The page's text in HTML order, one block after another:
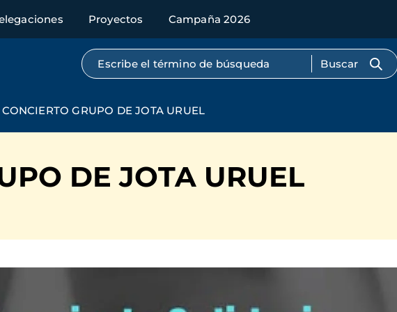
Proyectos Campaña 2026
Búsqueda por texto completo
CONCIERTO GRUPO DE JOTA URUEL
DE JOTA URUEL